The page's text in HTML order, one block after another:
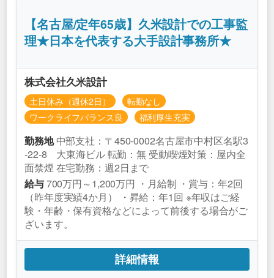
【名古屋/定年65歳】久米設計での工事監
理★日本を代表する大手設計事務所★
株式会社久米設計
土日休み（週休2日）
転勤なし
ワークライフバランス良
福利厚生充実
勤務地中部支社：〒450-0002名古屋市中村区名駅3
-22-8 大東海ビル 転勤：無 受動喫煙対策：屋内全
面禁煙 在宅勤務：週2日まで
給与700万円～1,200万円 ・月給制 ・賞与：年2回
（昨年度実績4か月） ・昇給：年1回 ※年収はご経
験・年齢・保有資格などによって前後する場合がご
ざいます。
詳細情報